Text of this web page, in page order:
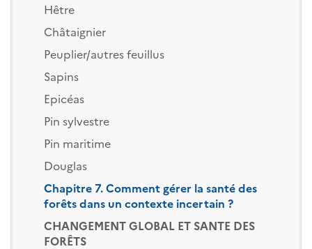
Hêtre
Châtaignier
Peuplier/autres feuillus
Sapins
Epicéas
Pin sylvestre
Pin maritime
Douglas
Chapitre 7. Comment gérer la santé des
forêts dans un contexte incertain ?
CHANGEMENT GLOBAL ET SANTE DES
FORÊTS